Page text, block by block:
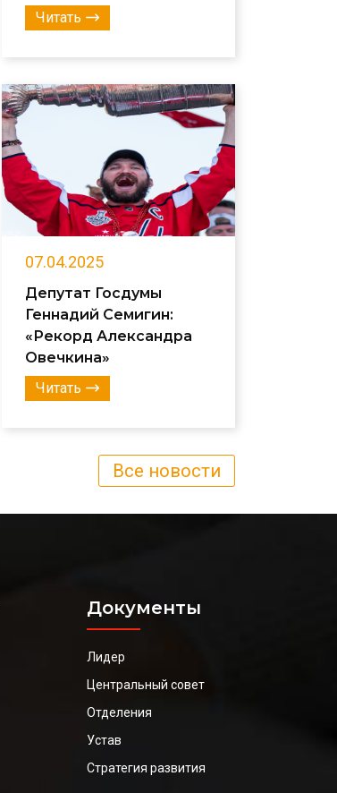
Читать
07.04.2025
Депутат Госдумы
Геннадий Семигин:
«Рекорд Александра
Овечкина»
Читать
Все новости
Документы
Лидер
Центральный совет
Отделения
Устав
Стратегия развития